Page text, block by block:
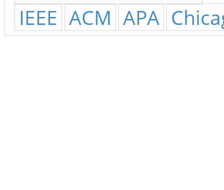
IEEE ACM APA